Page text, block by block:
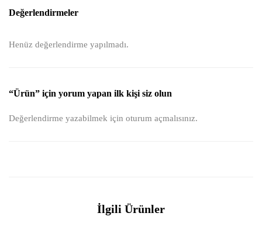
Değerlendirmeler
Henüz değerlendirme yapılmadı.
“Ürün” için yorum yapan ilk kişi siz olun
Değerlendirme yazabilmek için oturum açmalısınız.
İlgili Ürünler